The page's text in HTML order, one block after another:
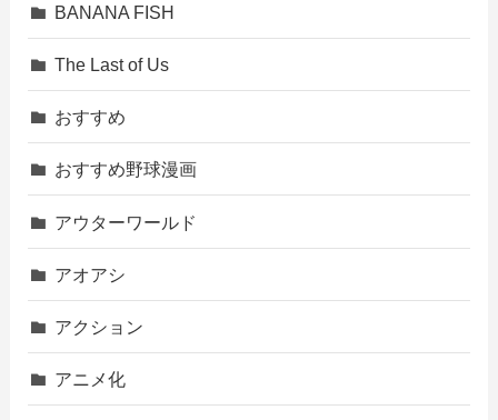
BANANA FISH
The Last of Us
おすすめ
おすすめ野球漫画
アウターワールド
アオアシ
アクション
アニメ化